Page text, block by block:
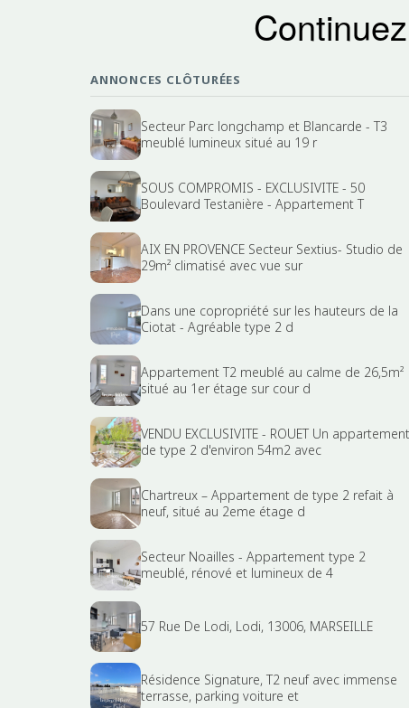
ANNONCES CLÔTURÉES
Secteur Parc longchamp et Blancarde - T3
meublé lumineux situé au 19 r
SOUS COMPROMIS - EXCLUSIVITE - 50
Boulevard Testanière - Appartement T
AIX EN PROVENCE Secteur Sextius- Studio de
29m² climatisé avec vue sur
Dans une copropriété sur les hauteurs de la
Ciotat - Agréable type 2 d
Appartement T2 meublé au calme de 26,5m²
situé au 1er étage sur cour d
VENDU EXCLUSIVITE - ROUET Un appartement
de type 2 d'environ 54m2 avec
Chartreux – Appartement de type 2 refait à
neuf, situé au 2eme étage d
Secteur Noailles - Appartement type 2
meublé, rénové et lumineux de 4
57 Rue De Lodi, Lodi, 13006, MARSEILLE
Résidence Signature, T2 neuf avec immense
terrasse, parking voiture et